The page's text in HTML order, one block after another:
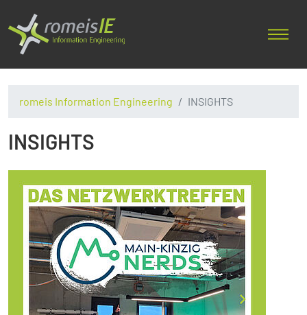
romeis Information Engineering INSIGHTS
INSIGHTS